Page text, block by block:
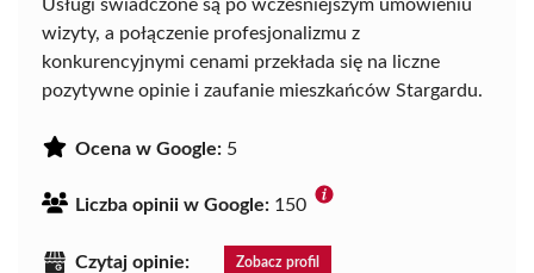
Usługi świadczone są po wcześniejszym umówieniu
wizyty, a połączenie profesjonalizmu z
konkurencyjnymi cenami przekłada się na liczne
pozytywne opinie i zaufanie mieszkańców Stargardu.
Ocena w Google: 5
Liczba opinii w Google: 150
Czytaj opinie: Zobacz profil